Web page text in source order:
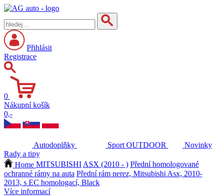
Přihlásit
Registrace
0
Nákupní košík
0,-
Autodoplňky Sport OUTDOOR
Novinky
Rady a tipy
Home MITSUBISHIASX (2010 - ) Přední homologované
ochranné rámy na auta Přední rám nerez, Mitsubishi Asx, 2010-
2013, s EC homologací, Black
Více informací